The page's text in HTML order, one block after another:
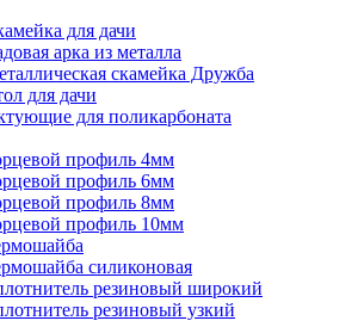
для дачи
арка из металла
скамейка Дружба
для дачи
для поликарбоната
профиль 4мм
профиль 6мм
профиль 8мм
профиль 10мм
силиконовая
резиновый широкий
резиновый узкий